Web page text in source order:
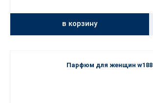
в корзину
Парфюм для женщин w188